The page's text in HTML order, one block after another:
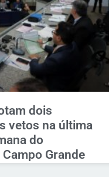
dois
vetos na última
do
Grande